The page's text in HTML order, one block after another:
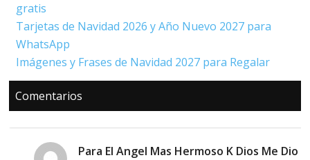
gratis
Tarjetas de Navidad 2026 y Año Nuevo 2027 para
WhatsApp
Imágenes y Frases de Navidad 2027 para Regalar
con
los
lectores
Comentarios
Para El Angel Mas Hermoso K Dios Me Dio